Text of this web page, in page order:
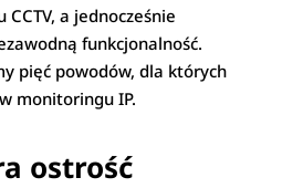
a jednocześnie
funkcjonalność.
pięć powodów, dla których
monitoringu IP.
ostrość